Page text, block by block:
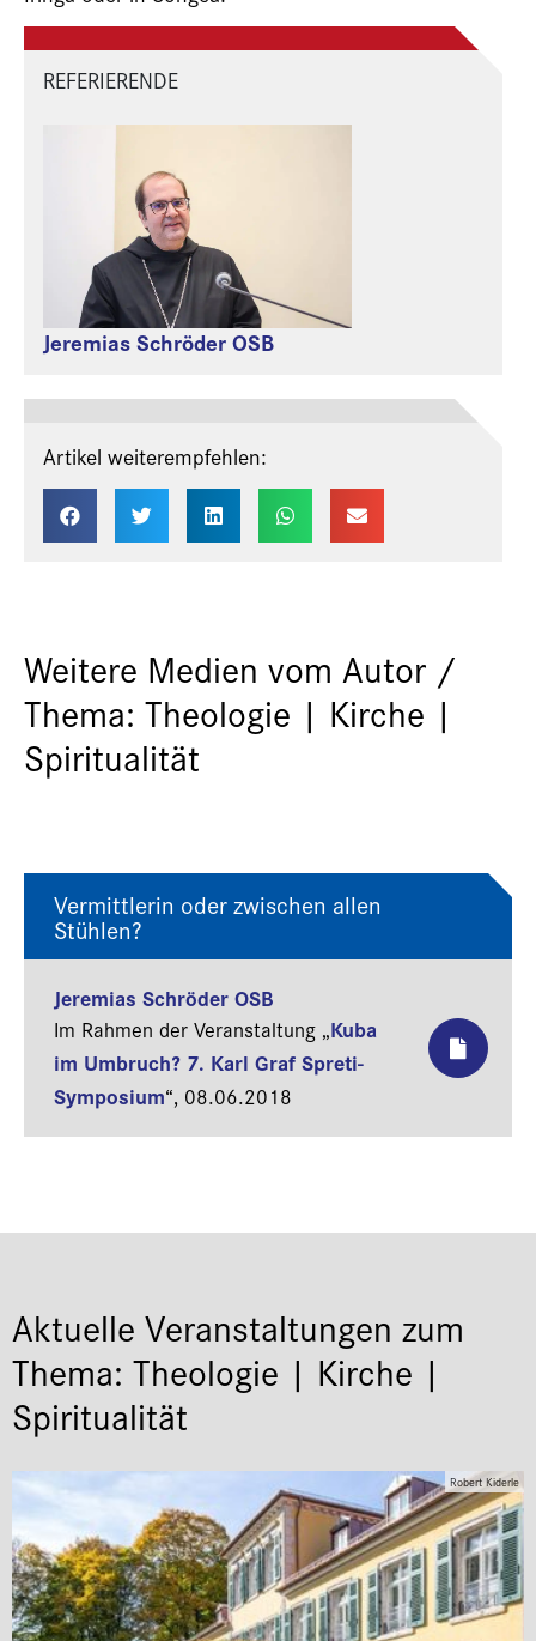
REFERIERENDE
Jeremias Schröder OSB
Artikel weiterempfehlen:
Weitere Medien vom Autor /
Thema: Theologie | Kirche |
Spiritualität
Vermittlerin oder zwischen allen
Stühlen?
Jeremias Schröder OSB
Im Rahmen der Veranstaltung „Kuba
im Umbruch? 7. Karl Graf Spreti-
Symposium“, 08.06.2018
Aktuelle Veranstaltungen zum
Thema: Theologie | Kirche |
Spiritualität
Robert Kiderle